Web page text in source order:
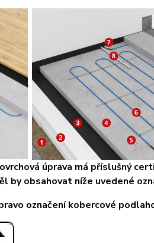
.
úprava má příslušný
by obsahovat níže uvedené
označení kobercové